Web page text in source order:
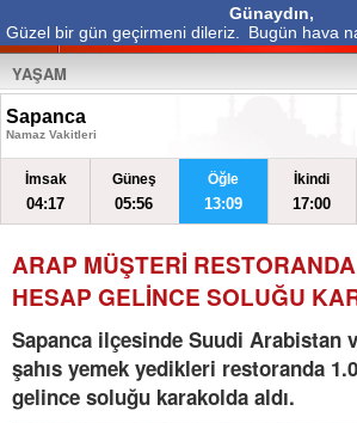
Günaydın,
Güzel bir gün geçirmeni dileriz.
Bugün hava
YAŞAM
Sapanca
Namaz Vakitleri
İmsak
04:17
Güneş
05:56
Öğle
13:09
İkindi
17:00
ARAP MÜŞTERİ
HESAP GELİNCE SOLUĞU
Sapanca ilçesinde Suudi Arabistan
şahıs yemek yedikleri restoranda
gelince soluğu karakolda aldı.